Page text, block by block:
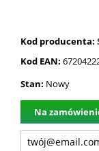
Kod producenta:
Kod EAN:
Stan: Nowy
Na